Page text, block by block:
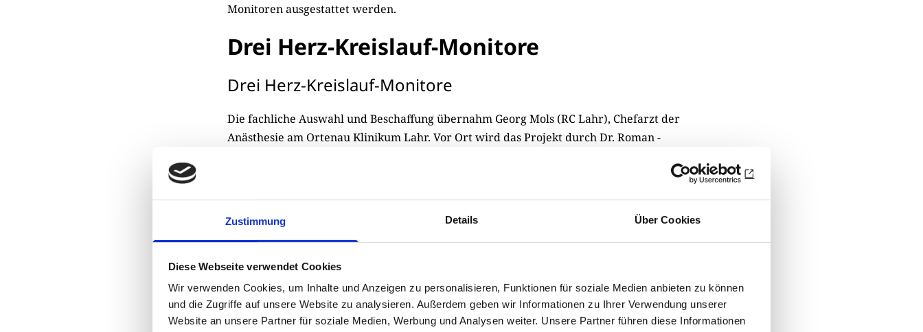
Zustimmung Details Über Cookies
Diese Webseite verwendet Cookies
Wir verwenden Cookies, um Inhalte und Anzeigen zu personalisieren, Funktionen für soziale Medien anbieten zu können
und die Zugriffe auf unsere Website zu analysieren. Außerdem geben wir Informationen zu Ihrer Verwendung unserer
Website an unsere Partner für soziale Medien, Werbung und Analysen weiter. Unsere Partner führen diese Informationen
Monitoren ausgestattet ­werden.
Drei Herz-Kreislauf-Monitore
Drei Herz-Kreislauf-Monitore
Die fachliche Auswahl und Beschaffung übernahm Georg Mols (RC Lahr), Chefarzt der
Anästhesie am Ortenau Klinikum Lahr. Vor Ort wird das Projekt durch Dr. Roman ­
Engagement in Deutschland die Lebensrealität von ­Menschen im Kriegsgebiet spürbar
verbessern kann.